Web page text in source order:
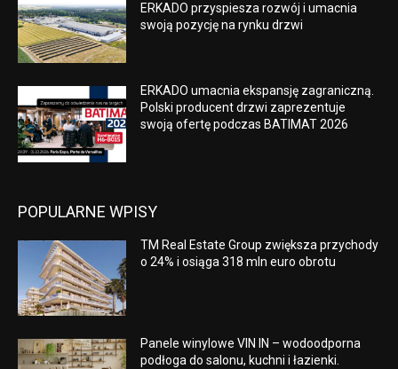
ERKADO przyspiesza rozwój i umacnia
swoją pozycję na rynku drzwi
ERKADO umacnia ekspansję zagraniczną.
Polski producent drzwi zaprezentuje
swoją ofertę podczas BATIMAT 2026
POPULARNE WPISY
TM Real Estate Group zwiększa przychody
o 24% i osiąga 318 mln euro obrotu
Panele winylowe VIN IN – wodoodporna
podłoga do salonu, kuchni i łazienki.